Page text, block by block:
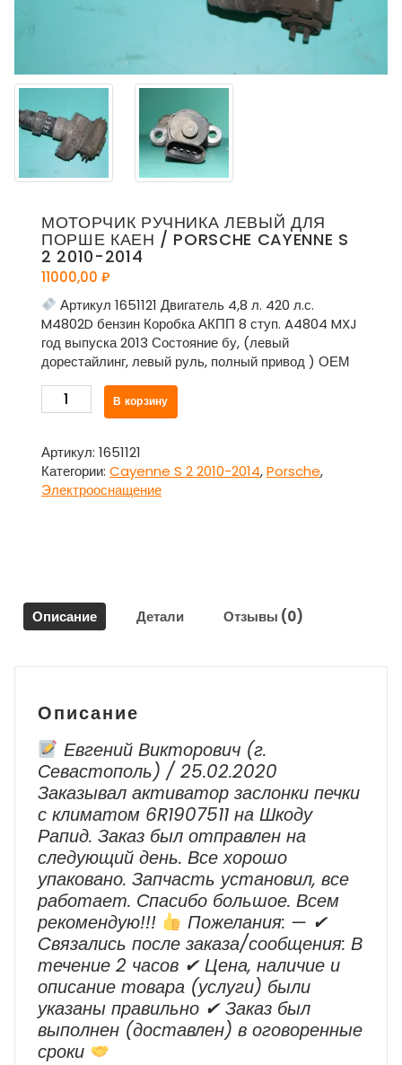
МОТОРЧИК РУЧНИКА ЛЕВЫЙ ДЛЯ
ПОРШЕ КАЕН / PORSCHE CAYENNE S
2 2010-2014
11000,00 ₽
Артикул 1651121 Двигатель 4,8 л. 420 л.с.
M4802D бензин Коробка АКПП 8 ступ. A4804 MXJ
год выпуска 2013 Состояние бу, (левый
дорестайлинг, левый руль, полный привод ) ОЕМ
Количество
товара
ручника
левый
для
S
2
В корзину
Артикул: 1651121
Категории: Cayenne S 2 2010-2014,Porsche,
Электрооснащение
Описание Детали Отзывы (0)
Описание
Евгений Викторович (г.
Севастополь) / 25.02.2020
Заказывал активатор заслонки печки
с климатом 6R1907511 на Шкоду
Рапид. Заказ был отправлен на
следующий день. Все хорошо
упаковано. Запчасть установил, все
работает. Спасибо большое. Всем
рекомендую!!!
Пожелания: — ✔
Cвязались после заказа/сообщения: В
течение 2 часов ✔ Цена, наличие и
описание товара (услуги) были
указаны правильно ✔ Заказ был
выполнен (доставлен) в оговоренные
сроки